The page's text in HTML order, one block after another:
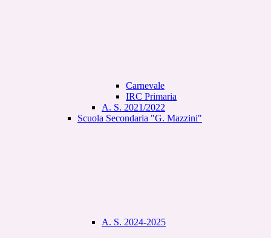
Carnevale
IRC Primaria
A. S. 2021/2022
Scuola Secondaria "G. Mazzini"
A. S. 2024-2025